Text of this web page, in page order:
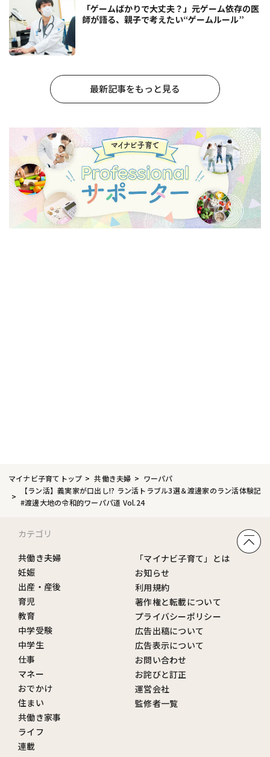
「ゲームばかりで大丈夫？」元ゲーム依存の医
師が語る、親子で考えたい“ゲームルール”
最新記事をもっと見る
マイナビ子育てトップ 共働き夫婦
ワーパパ
【ラン活】義実家が口出し!? ラン活トラブル3選＆渡邊家のラン活体験記
#渡邊大地の令和的ワーパパ道 Vol.24
カテゴリ
共働き夫婦
妊娠
出産・産後
育児
教育
中学受験
中学生
仕事
マネー
おでかけ
住まい
共働き家事
ライフ
連載
「マイナビ子育て」とは
お知らせ
利用規約
著作権と転載について
プライバシーポリシー
広告出稿について
広告表示について
お問い合わせ
お詫びと訂正
運営会社
監修者一覧